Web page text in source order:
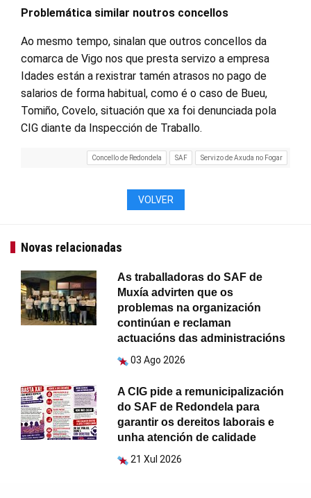
Problemática similar noutros concellos
Ao mesmo tempo, sinalan que outros concellos da
comarca de Vigo nos que presta servizo a empresa
Idades están a rexistrar tamén atrasos no pago de
salarios de forma habitual, como é o caso de Bueu,
Tomiño, Covelo, situación que xa foi denunciada pola
CIG diante da Inspección de Traballo.
Concello de Redondela SAF Servizo de Axuda no Fogar
VOLVER
Novas relacionadas
As traballadoras do SAF de
Muxía advirten que os
problemas na organización
continúan e reclaman
actuacións das administracións
03 Ago 2026
A CIG pide a remunicipalización
do SAF de Redondela para
garantir os dereitos laborais e
unha atención de calidade
21 Xul 2026